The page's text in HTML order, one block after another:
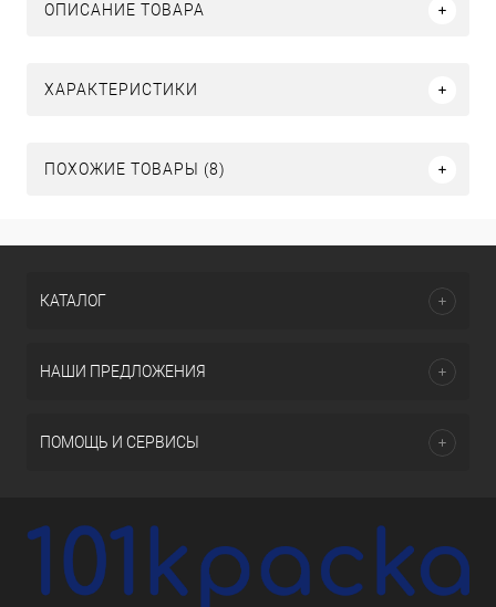
ОПИСАНИЕ ТОВАРА
ХАРАКТЕРИСТИКИ
ПОХОЖИЕ ТОВАРЫ (8)
КАТАЛОГ
НАШИ ПРЕДЛОЖЕНИЯ
ПОМОЩЬ И СЕРВИСЫ